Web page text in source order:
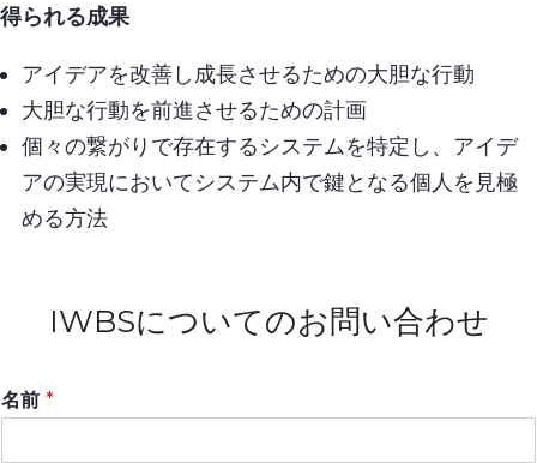
得られる成果
アイデアを改善し成長させるための大胆な行動
大胆な行動を前進させるための計画
個々の繋がりで存在するシステムを特定し、アイデ
アの実現においてシステム内で鍵となる個人を見極
める方法
IWBSについてのお問い合わせ
名前 *